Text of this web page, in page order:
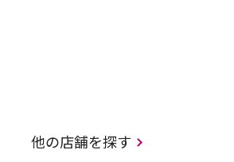
他の店舗を探す